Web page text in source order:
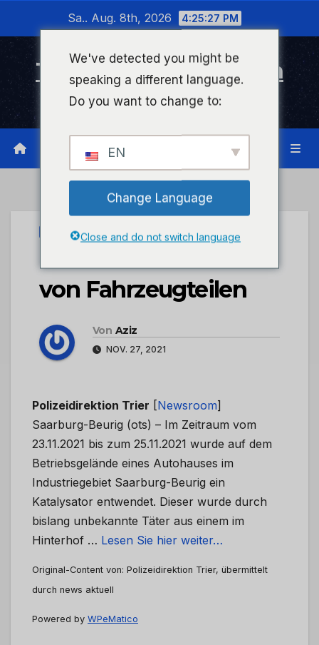
wechseln
Sa.. Aug. 8th, 2026 4:25:27 PM
Timeline Bad Kreuznach
Infonetzwerk für Bad Kreuznach
UNCATEGORIZED
POL-PDTR: Diebstahl
von Fahrzeugteilen
Von Aziz
NOV. 27, 2021
Polizeidirektion Trier [Newsroom]
Saarburg-Beurig (ots) – Im Zeitraum vom
23.11.2021 bis zum 25.11.2021 wurde auf dem
Betriebsgelände eines Autohauses im
Industriegebiet Saarburg-Beurig ein
Katalysator entwendet. Dieser wurde durch
bislang unbekannte Täter aus einem im
Hinterhof … Lesen Sie hier weiter…
Original-Content von: Polizeidirektion Trier, übermittelt
durch news aktuell
Powered by WPeMatico
We've detected you might be
speaking a different language.
Do you want to change to:
EN
Change Language
Close and do not switch language